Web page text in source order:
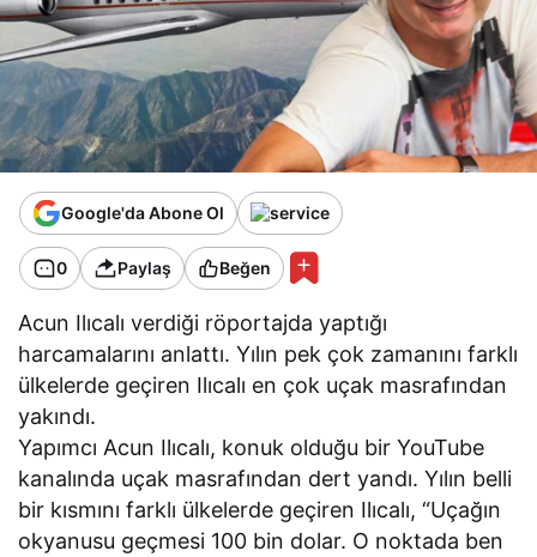
Google'da Abone Ol
0 Paylaş Beğen
Acun Ilıcalı verdiği röportajda yaptığı
harcamalarını anlattı. Yılın pek çok zamanını farklı
ülkelerde geçiren Ilıcalı en çok uçak masrafından
yakındı.
Yapımcı Acun Ilıcalı, konuk olduğu bir YouTube
kanalında uçak masrafından dert yandı. Yılın belli
bir kısmını farklı ülkelerde geçiren Ilıcalı, “Uçağın
okyanusu geçmesi 100 bin dolar. O noktada ben